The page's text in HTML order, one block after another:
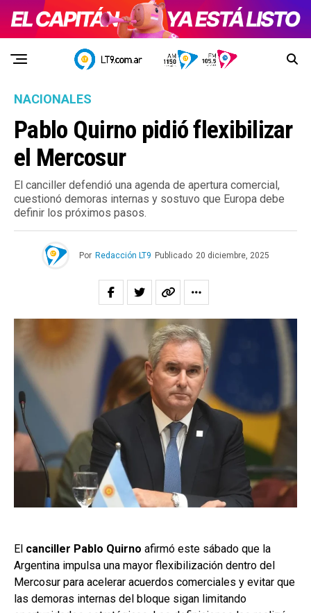
NACIONALES
Pablo Quirno pidió flexibilizar
el Mercosur
El canciller defendió una agenda de apertura comercial,
cuestionó demoras internas y sostuvo que Europa debe
definir los próximos pasos.
Por Redacción LT9 Publicado 20 diciembre, 2025
El canciller Pablo Quirno afirmó este sábado que la
Argentina impulsa una mayor flexibilización dentro del
Mercosur para acelerar acuerdos comerciales y evitar que
las demoras internas del bloque sigan limitando